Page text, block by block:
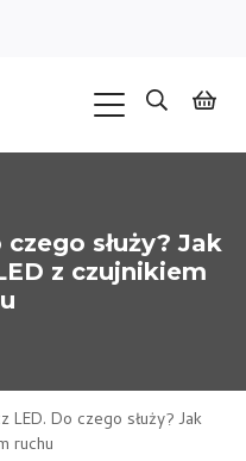
służy? Jak
z czujnikiem
LED. Do czego służy? Jak
ruchu